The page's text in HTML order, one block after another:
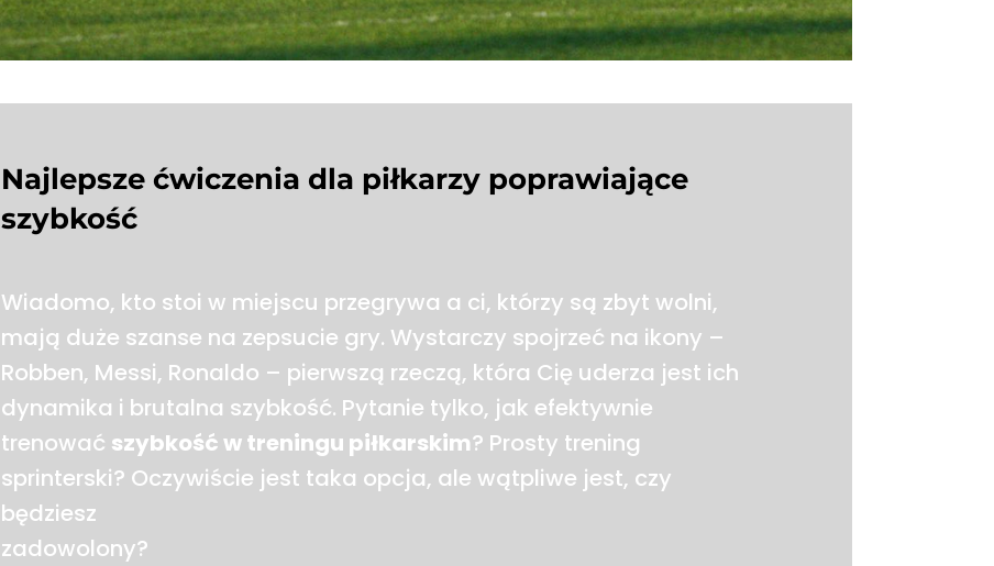
11 stycznia 2023
Najlepsze ćwiczenia dla piłkarzy poprawiające
szybkość
Wiadomo, kto stoi w miejscu przegrywa a ci, którzy są zbyt wolni,
mają duże szanse na zepsucie gry. Wystarczy spojrzeć na ikony –
Robben, Messi, Ronaldo – pierwszą rzeczą, która Cię uderza jest ich
dynamika i brutalna szybkość. Pytanie tylko, jak efektywnie
trenować szybkość w treningu piłkarskim? Prosty trening
sprinterski? Oczywiście jest taka opcja, ale wątpliwe jest, czy
będziesz
zadowolony?